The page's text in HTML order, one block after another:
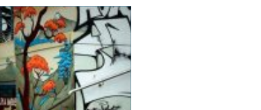
risken för olyckor och
göra miljöer mer
tillgängliga för alla sä...